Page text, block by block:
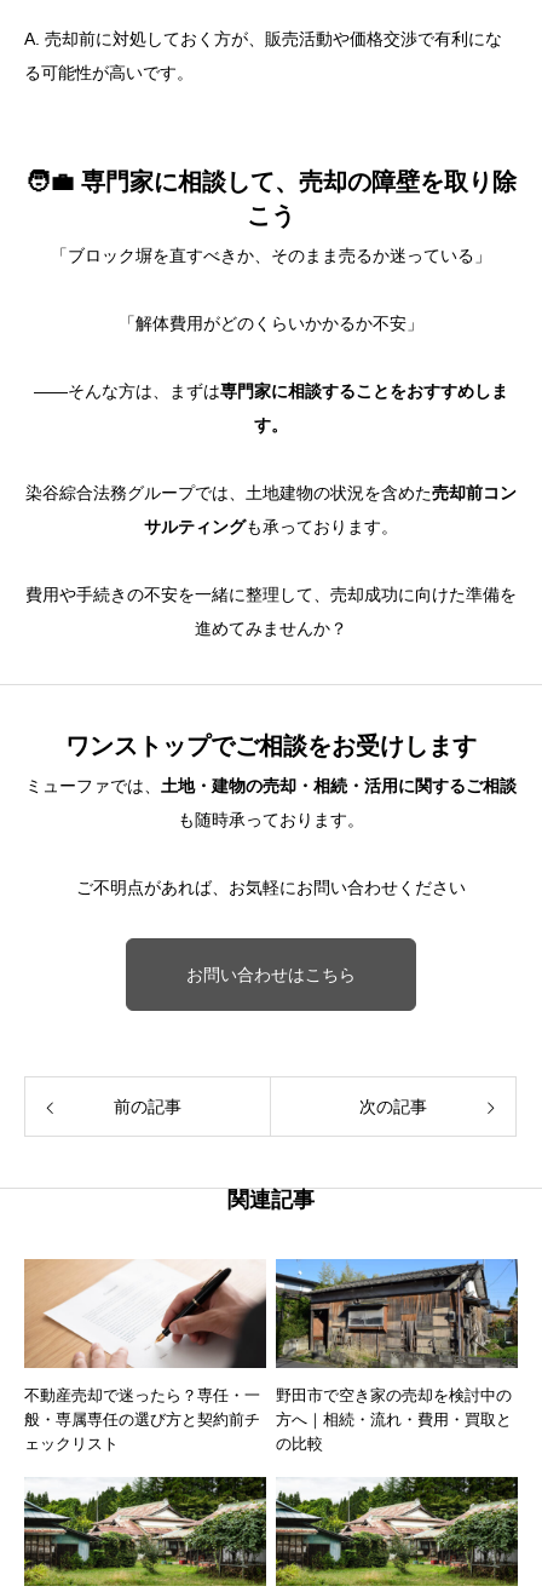
A. 売却前に対処しておく方が、販売活動や価格交渉で有利にな
る可能性が高いです。
🧑‍💼 専門家に相談して、売却の障壁を取り除
こう
「ブロック塀を直すべきか、そのまま売るか迷っている」
「解体費用がどのくらいかかるか不安」
――そんな方は、まずは専門家に相談することをおすすめしま
す。
染谷綜合法務グループでは、土地建物の状況を含めた売却前コン
サルティングも承っております。
費用や手続きの不安を一緒に整理して、売却成功に向けた準備を
進めてみませんか？
ワンストップでご相談をお受けします
ミューファでは、 土地・建物の売却・相続・活用に関するご相談
も随時承っております。
ご不明点があれば、お気軽にお問い合わせください
お問い合わせはこちら
前の記事 次の記事
関連記事
不動産売却で迷ったら？専任・一
般・専属専任の選び方と契約前チ
ェックリスト
野田市で空き家の売却を検討中の
方へ｜相続・流れ・費用・買取と
の比較